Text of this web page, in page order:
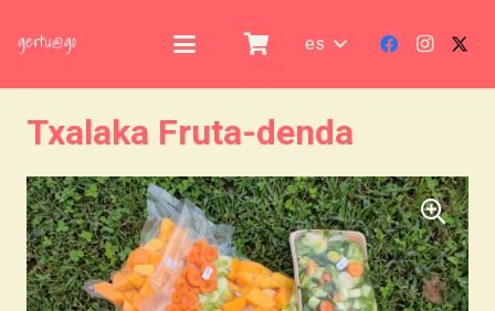
es
Txalaka Fruta-denda